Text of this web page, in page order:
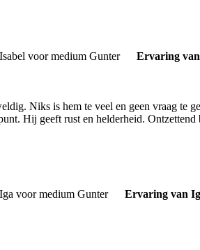
Ervaring
Niks is hem te veel en geen vraag te
Hij geeft rust en helderheid.
Ervaring van